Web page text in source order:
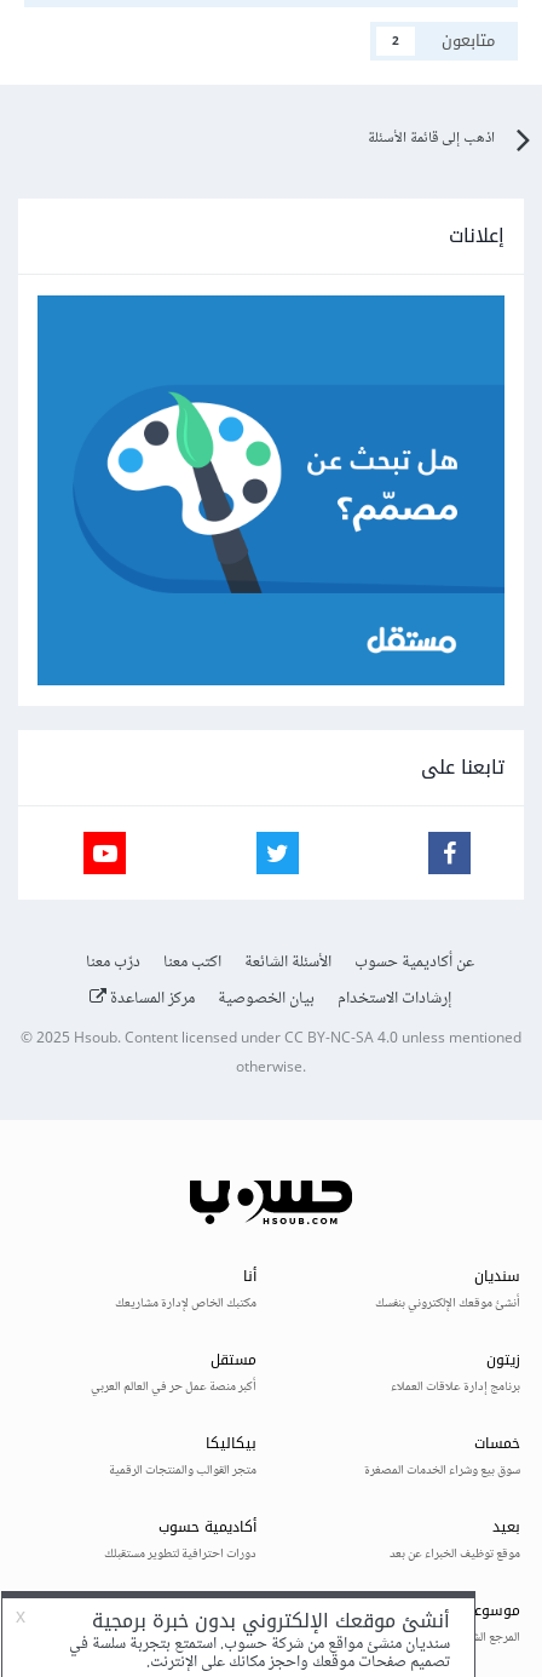
متابعون
2
اذهب إلى قائمة الأسئلة
إعلانات
تابعنا على
عن أكاديمية حسوب الأسئلة الشائعة اكتب معنا
درّب معنا
إرشادات الاستخدام
بيان الخصوصية مركز المساعدة
© 2025Hsoub.Content licensed underCC BY-NC-SA 4.0unless mentioned
otherwise.